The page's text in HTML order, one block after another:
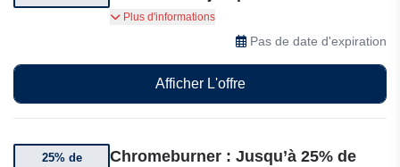
Super vente jusqu'à 40% de réduction sur la
combinaison de course Berik Absolute GP2
Plus d'informations
Pas de date d'expiration
Afficher L'offre
25% de
Chromeburner : Jusqu’à 25% de